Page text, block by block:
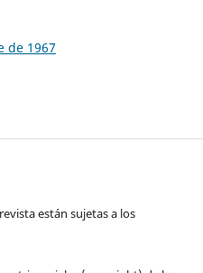
de 1967
están sujetas a los